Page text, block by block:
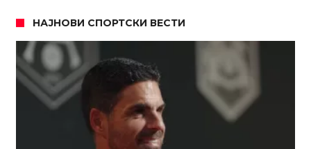
НАЈНОВИ СПОРТСКИ ВЕСТИ